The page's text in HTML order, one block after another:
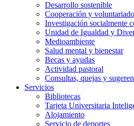
Desarrollo sostenible
Cooperación y voluntariado
Investigación socialmente
Unidad de Igualdad y
Medioambiente
Salud mental y bienestar
Becas y ayudas
Actividad pastoral
Consultas, quejas y
Servicios
Bibliotecas
Tarjeta Universitaria
Alojamiento
Servicio de deportes